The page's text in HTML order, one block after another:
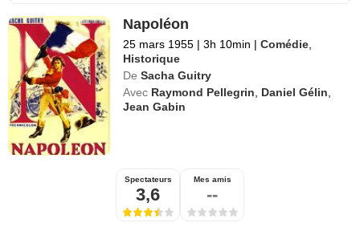
Napoléon
25 mars 1955 | 3h 10min | Comédie
Historique
De Sacha Guitry
Avec Raymond Pellegrin Daniel Gélin
Jean Gabin
Spectateurs
3,6
Mes amis
--